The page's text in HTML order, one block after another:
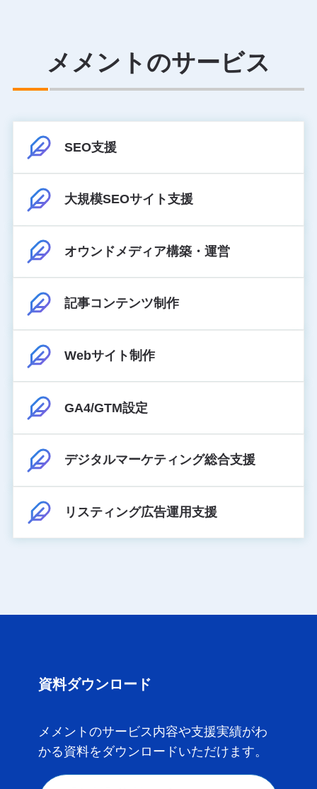
メメントのサービス
SEO支援
大規模SEOサイト支援
オウンドメディア構築・運営
記事コンテンツ制作
Webサイト制作
GA4/GTM設定
デジタルマーケティング総合支援
リスティング広告運用支援
資料ダウンロード
メメントのサービス内容や支援実績がわ
かる資料をダウンロードいただけます。